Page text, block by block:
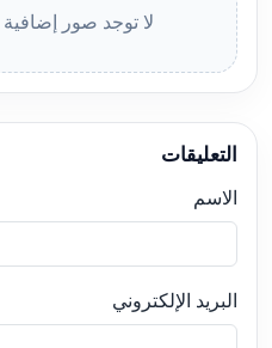
لا توجد صور
التعليقات
الاسم
البريد الإلكتروني